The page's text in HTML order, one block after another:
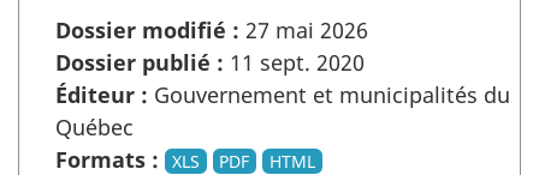
Dossier modifié : 27 mai 2026
Dossier publié : 11 sept. 2020
Éditeur : Gouvernement et municipalités du
Québec
Formats :
XLS PDF HTML